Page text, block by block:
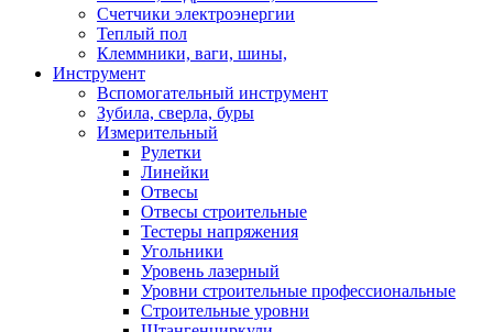
Счетчики электроэнергии
Теплый пол
Клеммники, ваги, шины,
Инструмент
Вспомогательный инструмент
Зубила, сверла, буры
Измерительный
Рулетки
Линейки
Отвесы
Отвесы строительные
Тестеры напряжения
Угольники
Уровень лазерный
Уровни строительные профессиональные
Строительные уровни